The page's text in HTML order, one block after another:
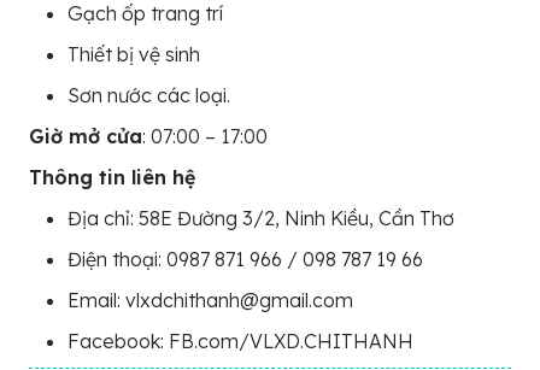
Gạch ốp trang trí
Thiết bị vệ sinh
Sơn nước các loại.
Giờ mở cửa: 07:00 – 17:00
Thông tin liên hệ
Địa chỉ: 58E Đường 3/2, Ninh Kiều, Cần Thơ
Điện thoại: 0987 871 966 / 098 787 19 66
Email: vlxdchithanh@gmail.com
Facebook: FB.com/VLXD.CHITHANH